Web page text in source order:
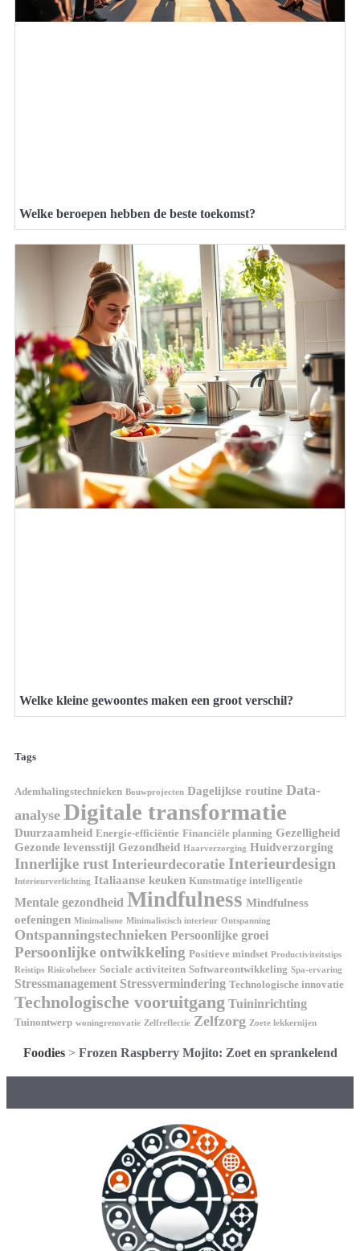
Welke beroepen hebben de beste toekomst?
Welke kleine gewoontes maken een groot verschil?
Tags
Ademhalingstechnieken Bouwprojecten Dagelijkse routine Data-
analyse Digitale transformatie
Duurzaamheid Energie-efficiëntie Financiële planning Gezelligheid
Gezonde levensstijl Gezondheid Haarverzorging Huidverzorging
Innerlijke rust Interieurdecoratie Interieurdesign
Interieurverlichting Italiaanse keuken Kunstmatige intelligentie
Mentale gezondheid Mindfulness Mindfulness
oefeningen Minimalisme Minimalistisch interieur Ontspanning
Ontspanningstechnieken Persoonlijke groei
Persoonlijke ontwikkeling Positieve mindset Productiviteitstips
Reistips Risicobeheer Sociale activiteiten Softwareontwikkeling Spa-ervaring
Stressmanagement Stressvermindering Technologische innovatie
Technologische vooruitgang Tuininrichting
Tuinontwerp woningrenovatie Zelfreflectie Zelfzorg Zoete lekkernijen
Foodies> Frozen Raspberry Mojito: Zoet en sprankelend